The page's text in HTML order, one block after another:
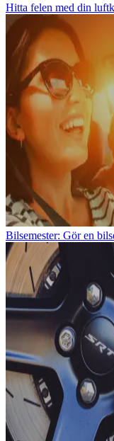
Hitta felen med din
Bilsemester: Gör en